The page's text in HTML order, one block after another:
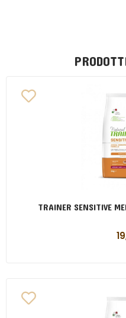
TRAINER SENSITIVE